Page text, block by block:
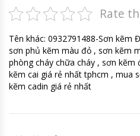
Rate
Tên khác: 0932791488-Sơn kẽm
sơn phủ kẽm màu đỏ , sơn kẽm
phòng cháy chữa cháy , sơn kẽm
kẽm cai giá rẻ nhất tphcm , mua
kẽm cadin giá rẻ nhất